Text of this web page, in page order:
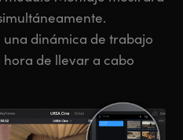
dinámica de trabajo
de llevar a cabo